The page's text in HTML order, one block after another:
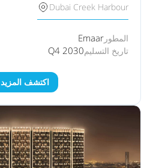
Dubai Creek Harbour
المطور Emaar
تاريخ التسليمQ4 2030
اكتشف المزيد